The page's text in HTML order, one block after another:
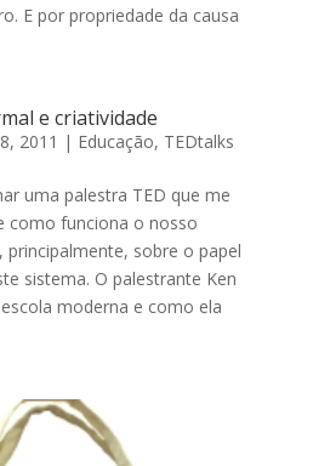
E por propriedade da causa
e criatividade
2011 | Educação, TEDtalks
uma palestra TED que me
como funciona o nosso
principalmente, sobre o papel
sistema. O palestrante Ken
moderna e como ela